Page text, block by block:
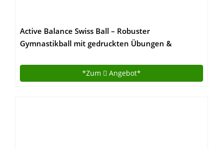
Active Balance Swiss Ball – Robuster
Gymnastikball mit gedruckten Übungen &
Stabilitätsübungen & Pilates. Auch als Sitzball
verwendbar
*Zum Angebot*